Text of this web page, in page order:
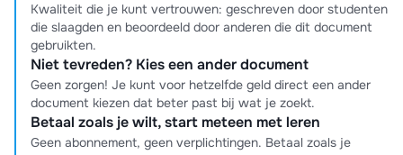
Kwaliteit die je kunt vertrouwen: geschreven door studenten
die slaagden en beoordeeld door anderen die dit document
gebruikten.
Niet tevreden? Kies een ander document
Geen zorgen! Je kunt voor hetzelfde geld direct een ander
document kiezen dat beter past bij wat je zoekt.
Betaal zoals je wilt, start meteen met leren
Geen abonnement, geen verplichtingen. Betaal zoals je